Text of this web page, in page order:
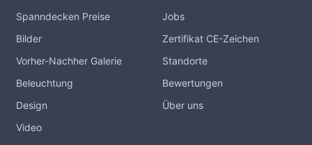
Spanndecken Preise
Bilder
Vorher-Nachher Galerie
Beleuchtung
Design
Video
Jobs
Zertifikat CE-Zeichen
Standorte
Bewertungen
Über uns